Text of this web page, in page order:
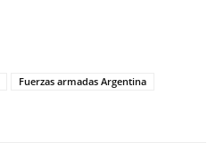
Fuerzas armadas Argentina